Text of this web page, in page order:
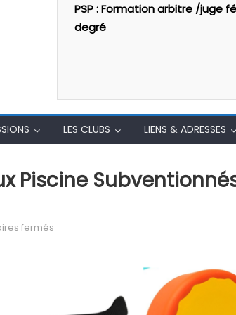
PSP : Formation arbitre /juge
degré
LES CLUBS LIENS & ADRESSES
Piscine
fermés sur (Archive) Kit Hockey et jeux